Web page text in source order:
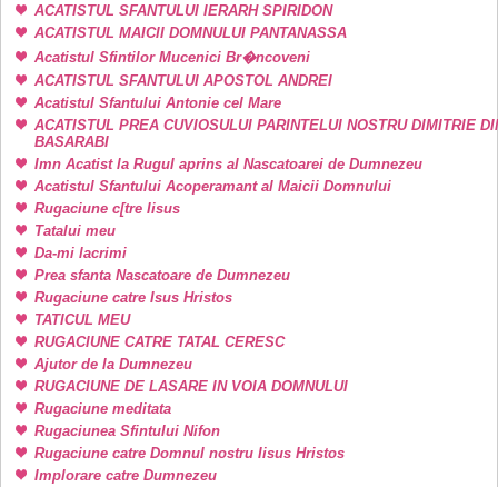
ACATISTUL SFANTULUI IERARH SPIRIDON
ACATISTUL MAICII DOMNULUI PANTANASSA
Acatistul Sfintilor Mucenici Br�ncoveni
ACATISTUL SFANTULUI APOSTOL ANDREI
Acatistul Sfantului Antonie cel Mare
ACATISTUL PREA CUVIOSULUI PARINTELUI NOSTRU DIMITRIE
BASARABI
Imn Acatist la Rugul aprins al Nascatoarei de Dumnezeu
Acatistul Sfantului Acoperamant al Maicii Domnului
Rugaciune c[tre Iisus
Tatalui meu
Da-mi lacrimi
Prea sfanta Nascatoare de Dumnezeu
Rugaciune catre Isus Hristos
TATICUL MEU
RUGACIUNE CATRE TATAL CERESC
Ajutor de la Dumnezeu
RUGACIUNE DE LASARE IN VOIA DOMNULUI
Rugaciune meditata
Rugaciunea Sfintului Nifon
Rugaciune catre Domnul nostru Iisus Hristos
Implorare catre Dumnezeu